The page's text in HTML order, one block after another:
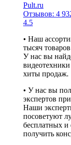
Pult.ru
Отзывов: 4
4.5
• Наш
тысяч товаров
У нас вы
хиты продаж.
• У нас вы
экспертов
Наши
посоветуют
бесплатных и
получить